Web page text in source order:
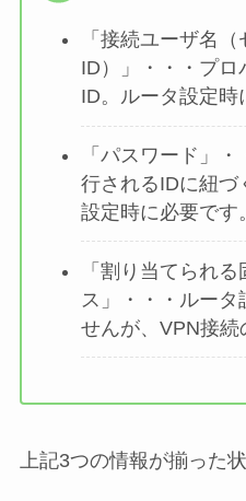
「接続ユーザ名
ID）」・・・プロ
ID。ルータ設定時
「パスワード」
行されるIDに紐づ
設定時に必要です。
「割り当てられ
ス」・・・ルータ
せんが、VPN接続
上記3つの情報が揃った